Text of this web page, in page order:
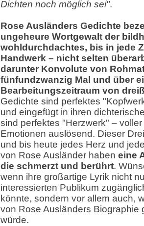
Dichten noch möglich sei".
Rose Ausländers Gedichte
ungeheure Wortgewalt der
wohldurchdachtes, bis in jede
Handwerk – nicht selten
darunter Konvolute von
fünfundzwanzig Mal und über
Bearbeitungszeitraum von
Gedichte sind perfektes
und eingefügt in ihren
sind perfektes "Herzwerk" –
Emotionen auslösend. Dieser
und bis heute jedes Herz und
von Rose Ausländer haben eine
die schmerzt und berührt.
wenn ihre großartige Lyrik nicht
interessierten Publikum
könnte, sondern vor allem auch,
von Rose Ausländers Biographie
würde.